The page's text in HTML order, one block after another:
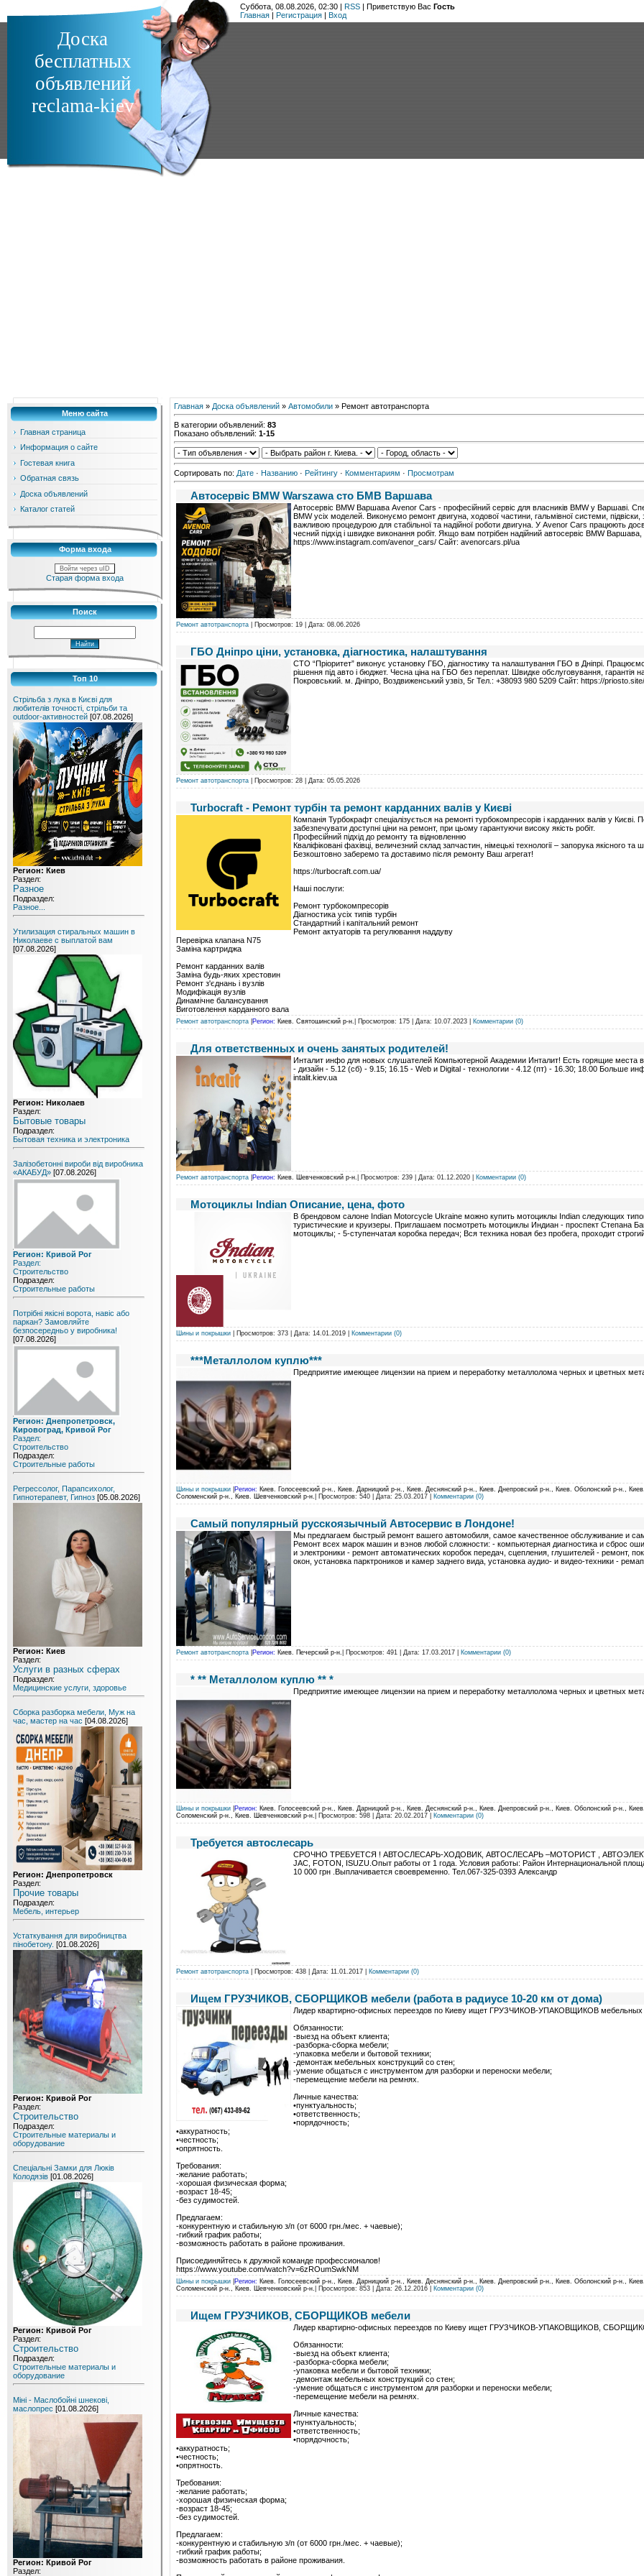
Суббота, 08.08.2026, 02:30 | RSS | Приветствую Вас Гость
Главная | Регистрация | Вход
Доска
бесплатных
объявлений
reclama-kiev
Меню сайта
Главная страница
Информация о сайте
Гостевая книга
Обратная связь
Доска объявлений
Каталог статей
Форма входа
Войти через uID
Старая форма входа
Поиск
Топ 10
Стрільба з лука в Києві для
любителів точності, стрільби та
outdoor-активностей [07.08.2026]
Регион: Киев
Раздел:
Разное
Подраздел:
Разное...
Утилизация стиральных машин в
Николаеве с выплатой вам
[07.08.2026]
Регион: Николаев
Раздел:
Бытовые товары
Подраздел:
Бытовая техника и электроника
Залізобетонні вироби від виробника
«АКАБУД» [07.08.2026]
Регион: Кривой Рог
Раздел:
Строительство
Подраздел:
Строительные работы
Потрібні якісні ворота, навіс або
паркан? Замовляйте
безпосередньо у виробника!
[07.08.2026]
Регион: Днепропетровск,
Кировоград, Кривой Рог
Раздел:
Строительство
Подраздел:
Строительные работы
Регрессолог, Парапсихолог,
Гипнотерапевт, Гипноз [05.08.2026]
Регион: Киев
Раздел:
Услуги в разных сферах
Подраздел:
Медицинские услуги, здоровье
Сборка разборка мебели, Муж на
час, мастер на час [04.08.2026]
Регион: Днепропетровск
Раздел:
Прочие товары
Подраздел:
Мебель, интерьер
Устаткування для виробництва
пінобетону. [01.08.2026]
Регион: Кривой Рог
Раздел:
Строительство
Подраздел:
Строительные материалы и
оборудование
Спеціальні Замки для Люків
Колодязів [01.08.2026]
Регион: Кривой Рог
Раздел:
Строительство
Подраздел:
Строительные материалы и
оборудование
Міні - Маслобойні шнекові,
маслопрес [01.08.2026]
Регион: Кривой Рог
Раздел:
Главная » Доска объявлений » Автомобили » Ремонт автотранспорта
В категории объявлений: 83
Показано объявлений: 1-15
Сортировать по: Дате · Названию · Рейтингу · Комментариям · Просмотрам
Автосервіс BMW Warszawa сто БМВ Варшава
Автосервіс BMW Варшава Avenor Cars - професійний сервіс для власників BMW у Варшаві.
BMW усіх моделей. Виконуємо ремонт двигуна, ходової частини, гальмівної системи,
важливою процедурою для стабільної та надійної роботи двигуна. У Avenor Cars працюють
чесний підхід і швидке виконання робіт. Якщо вам потрібен надійний автосервіс BMW
https://www.instagram.com/avenor_cars/ Сайт: avenorcars.pl/ua
Ремонт автотранспорта | Просмотров: 19 | Дата: 08.06.2026
ГБО Дніпро ціни, установка, діагностика, налаштування
СТО “Пріоритет” виконує установку ГБО, діагностику та налаштування ГБО в Дніпрі.
рішення під авто і бюджет. Чесна ціна на ГБО без переплат. Швидке обслуговування, гарантія
Покровський. м. Дніпро, Воздвиженський узвіз, 5г Тел.: +38093 980 5209 Сайт: https://priosto.site/
Ремонт автотранспорта | Просмотров: 28 | Дата: 05.05.2026
Turbocraft - Ремонт турбін та ремонт карданних валів у Києві
Компанія Турбокрафт спеціалізується на ремонті турбокомпресорів і карданних валів у
забезпечувати доступні ціни на ремонт, при цьому гарантуючи високу якість робіт.
Професійний підхід до ремонту та відновленню
Кваліфіковані фахівці, величезний склад запчастин, німецькі технології – запорука якісного та
Безкоштовно заберемо та доставимо після ремонту Ваш агрегат!
https://turbocraft.com.ua/
Наші послуги:
Ремонт турбокомпресорів
Діагностика усіх типів турбін
Стандартний і капітальний ремонт
Ремонт актуаторів та регулювання наддуву
Перевірка клапана N75
Заміна картриджа
Ремонт карданних валів
Заміна будь-яких хрестовин
Ремонт з'єднань і вузлів
Модифікація вузлів
Динамічне балансування
Виготовлення карданного вала
Ремонт автотранспорта Регион: Киев. Святошинский р-н. | Просмотров: 175 | Дата: 10.07.2023 Комментарии (0)
Для ответственных и очень занятых родителей!
Инталит инфо для новых слушателей Компьютерной Академии Инталит! Есть горящие места
- дизайн - 5.12 (сб) - 9.15; 16.15 - Web и Digital - технологии - 4.12 (пт) - 16.30; 18.00 Больше
intalit.kiev.ua
Ремонт автотранспорта Регион: Киев. Шевченковский р-н. | Просмотров: 239 | Дата: 01.12.2020 Комментарии (0)
Мотоциклы Indian Описание, цена, фото
В брендовом салоне Indian Motorcycle Ukraine можно купить мотоциклы Indian следующих
туристические и круизеры. Приглашаем посмотреть мотоциклы Индиан - проспект
мотоциклы; - 5-ступенчатая коробка передач; Вся техника новая без пробега, проходит
Шины и покрышки | Просмотров: 373 | Дата: 14.01.2019 Комментарии (0)
***Металлолом куплю***
Предприятие имеющее лицензии на прием и переработку металлолома черных и цветных
Шины и покрышки Регион: Киев. Голосеевский р-н., Киев. Дарницкий р-н., Киев. Деснянский р-н., Киев. Днепровский р-н., Киев. Оболонский р-н.,
Соломенский р-н., Киев. Шевченковский р-н.
| Просмотров: 540 | Дата: 25.03.2017 Комментарии (0)
Самый популярный русскоязычный Автосервис в Лондоне!
Мы предлагаем быстрый ремонт вашего автомобиля, самое качественное обслуживание и
Pемонт всех марок машин и вэнов любой сложности: - компьютерная диагностика и сброс
и электроники - ремонт автоматических коробок передач, сцепления, глушителей - ремонт,
окон, установка парктроников и камер заднего вида, установка аудио- и видео-техники -
Ремонт автотранспорта Регион: Киев. Печерский р-н. | Просмотров: 491 | Дата: 17.03.2017 Комментарии (0)
* ** Металлолом куплю ** *
Предприятие имеющее лицензии на прием и переработку металлолома черных и цветных
Шины и покрышки Регион: Киев. Голосеевский р-н., Киев. Дарницкий р-н., Киев. Деснянский р-н., Киев. Днепровский р-н., Киев. Оболонский р-н.,
Соломенский р-н., Киев. Шевченковский р-н.
| Просмотров: 598 | Дата: 20.02.2017 Комментарии (0)
Требуется автослесарь
СРОЧНО ТРЕБУЕТСЯ ! АВТОСЛЕСАРЬ-ХОДОВИК, АВТОСЛЕСАРЬ –МОТОРИСТ ,
JAC, FOTON, ISUZU.Опыт работы от 1 года. Условия работы: Район Интернациональной
10 000 грн .Выплачивается своевременно. Тел.067-325-0393 Александр
Ремонт автотранспорта | Просмотров: 438 | Дата: 11.01.2017 Комментарии (0)
Ищем ГРУЗЧИКОВ, СБОРЩИКОВ мебели (работа в радиусе 10-20 км от дома)
Лидер квартирно-офисных переездов по Киеву ищет ГРУЗЧИКОВ-УПАКОВЩИКОВ мебельных
Обязанности:
-выезд на объект клиента;
-разборка-сборка мебели;
-упаковка мебели и бытовой техники;
-демонтаж мебельных конструкций со стен;
-умение общаться с инструментом для разборки и переноски мебели;
-перемещение мебели на ремнях.
Личные качества:
•пунктуальность;
•ответственность;
•порядочность;
•аккуратность;
•честность;
•опрятность.
Требования:
-желание работать;
-хорошая физическая форма;
-возраст 18-45;
-без судимостей.
Предлагаем:
-конкурентную и стабильную з/п (от 6000 грн./мес. + чаевые);
-гибкий график работы;
-возможность работать в районе проживания.
Присоединяйтесь к дружной команде профессионалов!
https://www.youtube.com/watch?v=6zROumSwkNM
Шины и покрышки Регион: Киев. Голосеевский р-н., Киев. Дарницкий р-н., Киев. Деснянский р-н., Киев. Днепровский р-н., Киев. Оболонский р-н.,
Соломенский р-н., Киев. Шевченковский р-н.
| Просмотров: 853 | Дата: 26.12.2016 Комментарии (0)
Ищем ГРУЗЧИКОВ, СБОРЩИКОВ мебели
Лидер квартирно-офисных переездов по Киеву ищет ГРУЗЧИКОВ-УПАКОВЩИКОВ,
Обязанности:
-выезд на объект клиента;
-разборка-сборка мебели;
-упаковка мебели и бытовой техники;
-демонтаж мебельных конструкций со стен;
-умение общаться с инструментом для разборки и переноски мебели;
-перемещение мебели на ремнях.
Личные качества:
•пунктуальность;
•ответственность;
•порядочность;
•аккуратность;
•честность;
•опрятность.
Требования:
-желание работать;
-хорошая физическая форма;
-возраст 18-45;
-без судимостей.
Предлагаем:
-конкурентную и стабильную з/п (от 6000 грн./мес. + чаевые);
-гибкий график работы;
-возможность работать в районе проживания.